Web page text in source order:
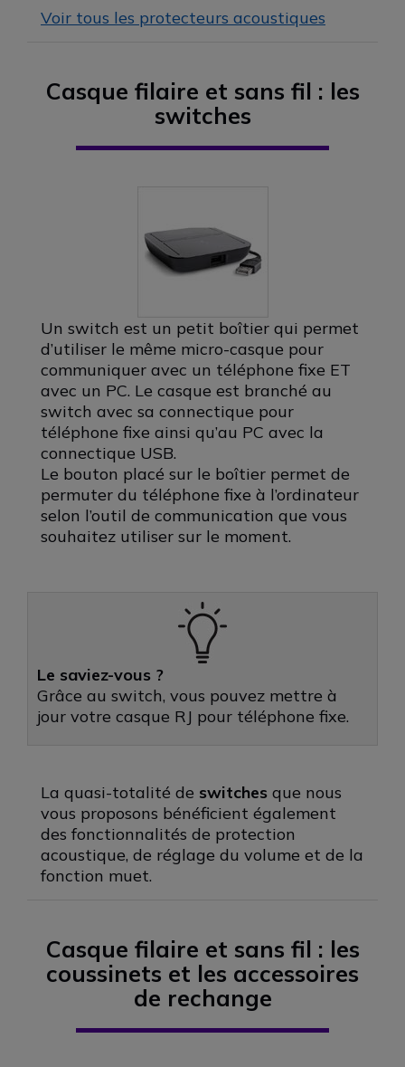
Voir tous les protecteurs acoustiques
Casque filaire et sans fil : les
switches
Un switch est un petit boîtier qui permet
d’utiliser le même micro-casque pour
communiquer avec un téléphone fixe ET
avec un PC. Le casque est branché au
switch avec sa connectique pour
téléphone fixe ainsi qu’au PC avec la
connectique USB.
Le bouton placé sur le boîtier permet de
permuter du téléphone fixe à l’ordinateur
selon l’outil de communication que vous
souhaitez utiliser sur le moment.
Le saviez-vous ?
Grâce au switch, vous pouvez mettre à
jour votre casque RJ pour téléphone fixe.
La quasi-totalité de switches que nous
vous proposons bénéficient également
des fonctionnalités de protection
acoustique, de réglage du volume et de la
fonction muet.
Casque filaire et sans fil : les
coussinets et les accessoires
de rechange